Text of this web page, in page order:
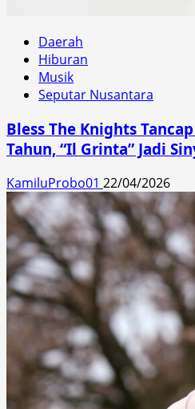
Daerah
Hiburan
Musik
Seputar Nusantara
Bless The Knights
Tahun, “Il Grinta” Jadi
KamiluProbo01 22/04/2026